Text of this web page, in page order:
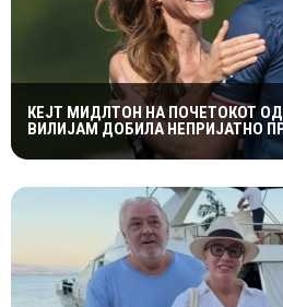
КЕЈТ МИДЛТОН НА ПОЧЕТОКОТ
ВИЛИЈАМ ДОБИЛА НЕПРИЈАТНО
МАЖИШ ВО ПОГРЕШНО